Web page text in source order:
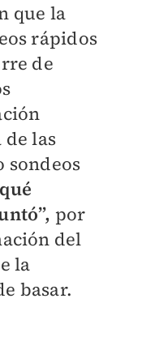
que la
rápidos
de
las
sondeos
por
del
la
basar.